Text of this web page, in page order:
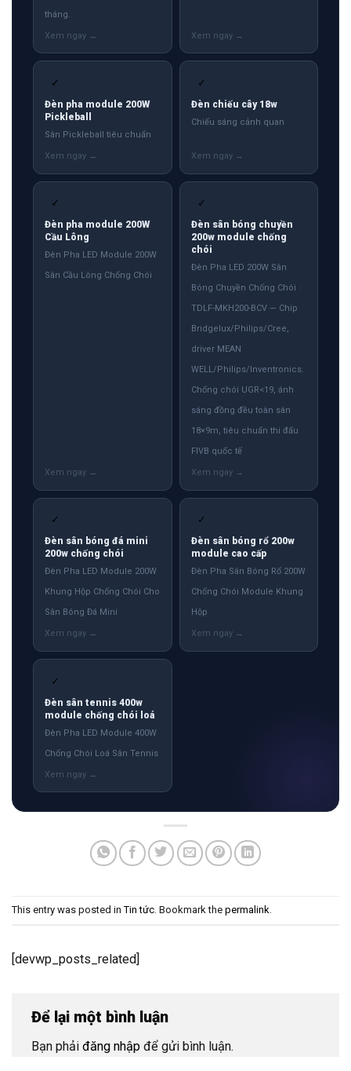
tháng.
✓
Đèn pha module 200W
Pickleball
Sân Pickleball tiêu chuẩn
✓
Đèn chiếu cây 18w
Chiếu sáng cảnh quan
✓
Đèn pha module 200W
Cầu Lông
Đèn Pha LED Module 200W
Sân Cầu Lông Chống Chói
✓
Đèn sân bóng chuyền
200w module chống
chói
Đèn Pha LED 200W Sân
Bóng Chuyền Chống Chói
TDLF-MKH200-BCV — Chip
Bridgelux/Philips/Cree,
driver MEAN
WELL/Philips/Inventronics.
Chống chói UGR<19, ánh
sáng đồng đều toàn sân
18×9m, tiêu chuẩn thi đấu
FIVB quốc tế
✓
Đèn sân bóng đá mini
200w chống chói
Đèn Pha LED Module 200W
Khung Hộp Chống Chói Cho
Sân Bóng Đá Mini
✓
Đèn sân bóng rổ 200w
module cao cấp
Đèn Pha Sân Bóng Rổ 200W
Chống Chói Module Khung
Hộp
✓
Đèn sân tennis 400w
module chống chói loá
Đèn Pha LED Module 400W
Chống Chói Loá Sân Tennis
This entry was posted inTin tức . Bookmark the permalink
[devwp_posts_related]
Để lại một bình luận
Bạn phải đăng nhập để gửi bình luận.